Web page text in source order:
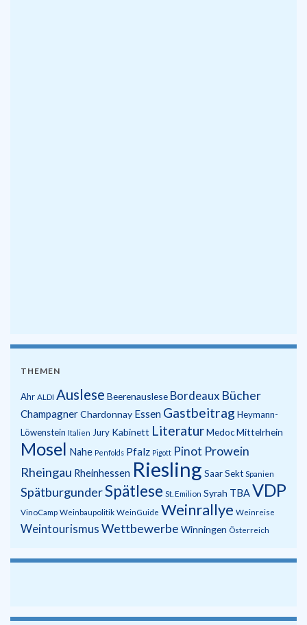
THEMEN
Ahr ALDI Auslese Beerenauslese Bordeaux Bücher
ChampagnerChardonnay Essen Gastbeitrag Heymann-
Löwenstein Italien Jury Kabinett LiteraturMedocMittelrhein
Mosel Nahe Penfolds Pfalz Pigott Pinot Prowein
Rheingau Rheinhessen Riesling SaarSekt Spanien
SpätburgunderSpätlese St. Emilion Syrah TBAVDP
VinoCamp Weinbaupolitik WeinGuide Weinrallye Weinreise
Weintourismus Wettbewerbe Winningen Österreich